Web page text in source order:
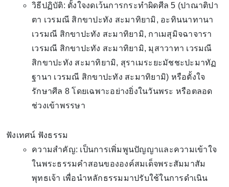
วิธีปฏิบัติ: ตั้งใจงดเว้นการกระทำผิดศีล 5 (ปาณาติปา
ตา เวรมณี สิกขาปะทัง สะมาทิยามิ, อะทินนาทานา
เวรมณี สิกขาปะทัง สะมาทิยามิ, กาเมสุมิจฉาจารา
เวรมณี สิกขาปะทัง สะมาทิยามิ, มุสาวาทา เวรมณี
สิกขาปะทัง สะมาทิยามิ, สุราเมระยะมัชชะปะมาทัฏ
ฐานา เวรมณี สิกขาปะทัง สะมาทิยามิ) หรือตั้งใจ
รักษาศีล 8 โดยเฉพาะอย่างยิ่งในวันพระ หรือตลอด
ช่วงเข้าพรรษา
ฟังเทศน์ ฟังธรรม
ความสำคัญ: เป็นการเพิ่มพูนปัญญาและความเข้าใจ
ในพระธรรมคำสอนขององค์สมเด็จพระสัมมาสัม
พุทธเจ้า เพื่อนำหลักธรรมมาปรับใช้ในการดำเนิน